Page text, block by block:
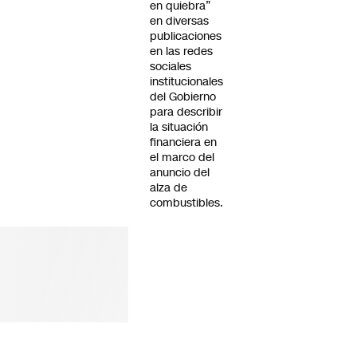
en quiebra”
en diversas
publicaciones
en las redes
sociales
institucionales
del Gobierno
para describir
la situación
financiera en
el marco del
anuncio del
alza de
combustibles.